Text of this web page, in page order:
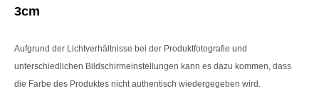
3cm
Aufgrund der Lichtverhältnisse bei der Produktfotografie und
unterschiedlichen Bildschirmeinstellungen kann es dazu kommen, dass
die Farbe des Produktes nicht authentisch wiedergegeben wird.